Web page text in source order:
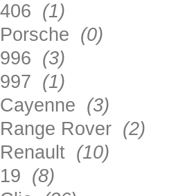
406 (1)
Porsche (0)
996 (3)
997 (1)
Cayenne (3)
Range Rover (2)
Renault (10)
19 (8)